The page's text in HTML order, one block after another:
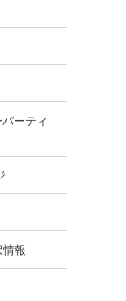
ーティ
報